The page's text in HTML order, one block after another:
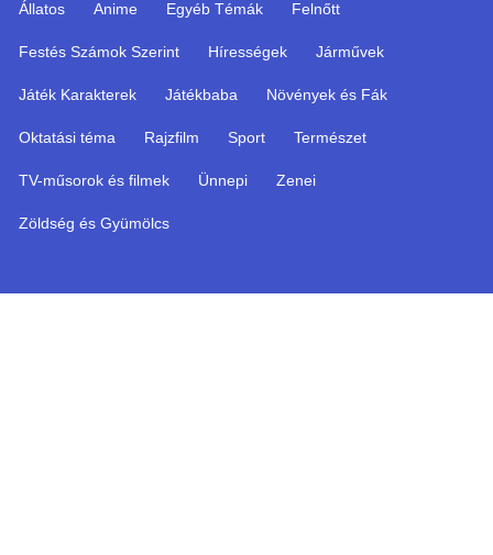
Állatos Anime Egyéb Témák Felnőtt
Festés Számok Szerint Hírességek Járművek
Játék Karakterek Játékbaba Növények és Fák
Oktatási téma Rajzfilm Sport Természet
TV-műsorok és filmek Ünnepi Zenei
Zöldség és Gyümölcs